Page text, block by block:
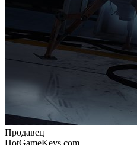
Продавец
HotGameKeys.com